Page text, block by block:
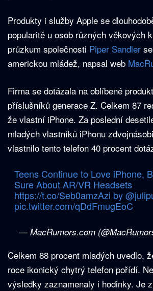
Produkty i služby Apple se
popularitě u osob různých věkových
průzkum společnosti Piper Sandler
americkou mládež, napsal web MacR
Firma se dotázala na oblíbené
příslušníků generace Z. Celkem 87
že vlastní iPhone. Za poslední
mladých vlastníků iPhonu
vlastnilo tento telefon 40 procent
Teens Continue to Love iPhone,
Sure About AR/VR Headsets
https://t.co/Seb0amzAzi by
pic.twitter.com/qDdFmugEoC
— MacRumors.com
Celkem 88 procent mladých uvedlo,
roce ikonický chytrý telefon pořídí.
výsledky zaznamenaly i hodinky. Je